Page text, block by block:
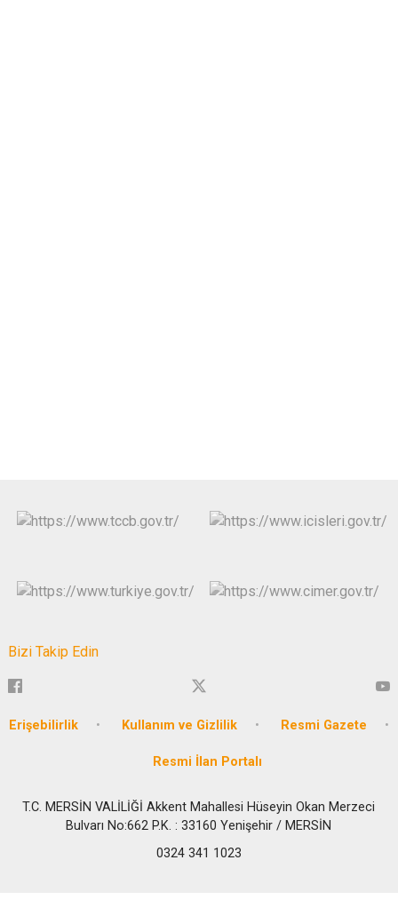
Bizi Takip Edin
Erişebilirlik Kullanım ve Gizlilik Resmi Gazete
Resmi İlan Portalı
T.C. MERSİN VALİLİĞİ Akkent Mahallesi Hüseyin Okan Merzeci
Bulvarı No:662 P.K. : 33160 Yenişehir / MERSİN
0324 341 1023